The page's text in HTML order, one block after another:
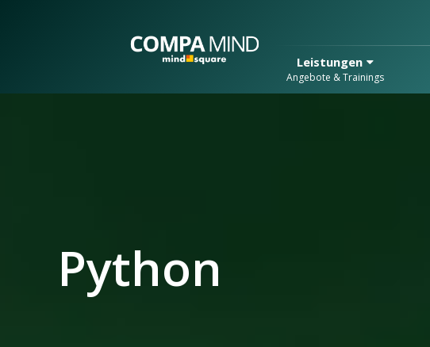
Leistungen
Angebote & Trainings
Python